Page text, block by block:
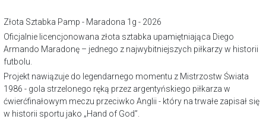
Złota Sztabka Pamp - Maradona 1g - 2026
Oficjalnie licencjonowana złota sztabka upamiętniająca Diego
Armando Maradonę – jednego z najwybitniejszych piłkarzy w historii
futbolu.
Projekt nawiązuje do legendarnego momentu z Mistrzostw Świata
1986 - gola strzelonego ręką przez argentyńskiego piłkarza w
ćwierćfinałowym meczu przeciwko Anglii - który na trwałe zapisał się
w historii sportu jako „Hand of God”.